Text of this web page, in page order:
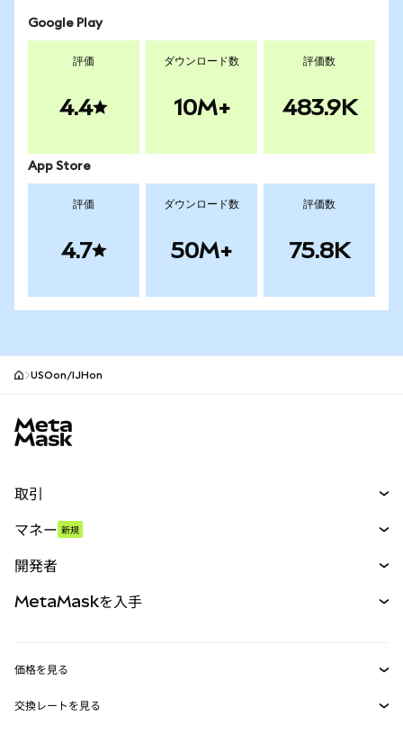
Google Play
評価
4.4
ダウンロード数
10M+
評価数
483.9K
App Store
評価
4.7
ダウンロード数
50M+
評価数
75.8K
USOon/IJHon
取引
パーペチュアル
RWA
マネー 新規
開発者
MetaMask Connect
MetaMaskを入手
価格を見る
イーサリアムの価格
交換レートを見る